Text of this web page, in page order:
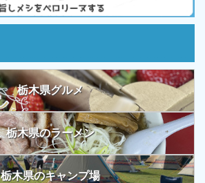
栃木県グルメ
栃木県のラーメン
栃木県のキャンプ場